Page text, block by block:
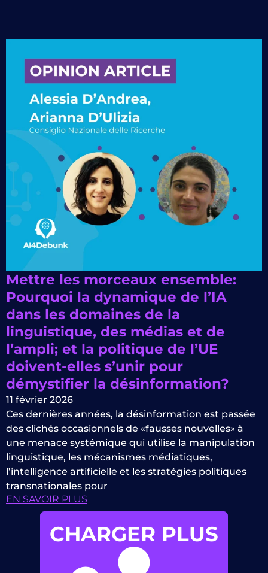
Mettre les morceaux ensemble:
Pourquoi la dynamique de l’IA
dans les domaines de la
linguistique, des médias et de
l’ampli; et la politique de l’UE
doivent-elles s’unir pour
démystifier la désinformation?
11 février 2026
Ces dernières années, la désinformation est passée
des clichés occasionnels de «fausses nouvelles» à
une menace systémique qui utilise la manipulation
linguistique, les mécanismes médiatiques,
l’intelligence artificielle et les stratégies politiques
transnationales pour
EN SAVOIR PLUS
CHARGER PLUS